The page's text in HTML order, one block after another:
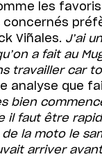
les
Viñales. J’ai
a fait au
travailler car
analyse que
bien
il faut être
la moto le
arriver